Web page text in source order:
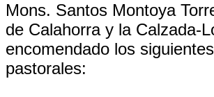
Mons. Santos Montoya
de Calahorra y la Calzada-
encomendado los
pastorales: